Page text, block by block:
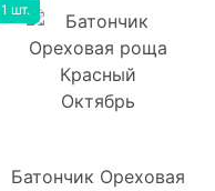
Батончик Ореховая
1 шт.